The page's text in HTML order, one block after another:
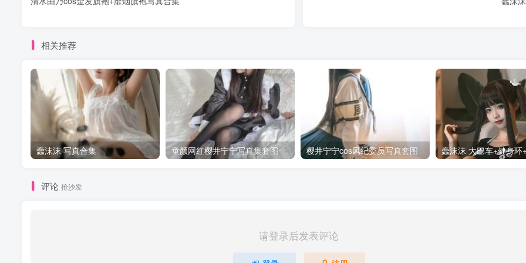
相关推荐
蠢沫沫 写真合集 童颜网红樱井宁宁写真集套图 樱井宁宁cos风纪委员写真套图
评论 抢沙发
请登录后发表评论